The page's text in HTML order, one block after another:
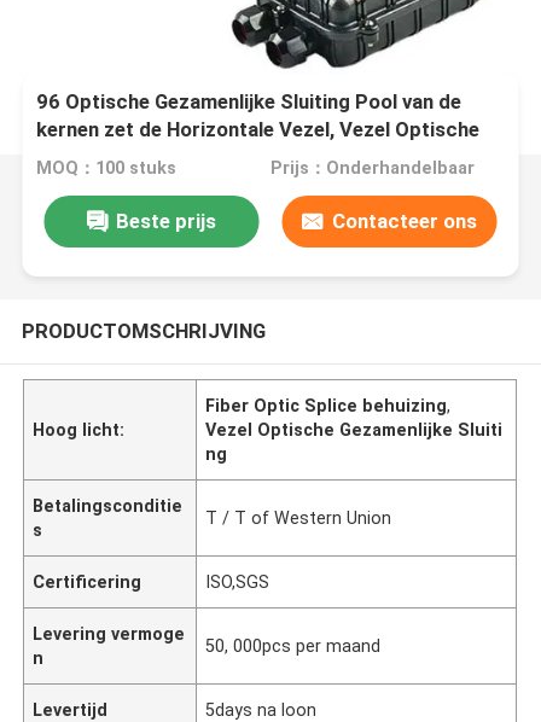
96 Optische Gezamenlijke Sluiting Pool van de
kernen zet de Horizontale Vezel, Vezel Optische
Kabeldoos op
MOQ：100 stuks Prijs：Onderhandelbaar
Beste prijs Contacteer ons
PRODUCTOMSCHRIJVING
Hoog licht:
Fiber Optic Splice behuizing,
Vezel Optische Gezamenlijke Sluiti
ng
Betalingsconditie
s
T / T of Western Union
Certificering ISO,SGS
Levering vermoge
n
50, 000pcs per maand
Levertijd 5days na loon